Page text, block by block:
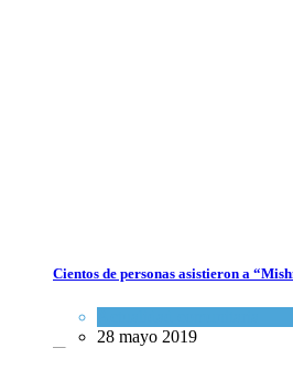
Las reservas de sangre de Israel son
Ciencia y Salud
Cientos de personas asistieron a
28 mayo 2019